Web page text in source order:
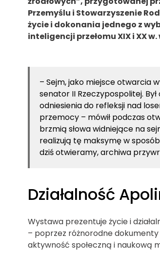
Przemyślu i Stowarzyszenie
życie i dokonania jednego z
inteligencji przełomu XIX i XX
– Sejm, jako miejsce otwarcia
senator II Rzeczypospolitej.
odniesienia do refleksji nad
przemocy – mówił podczas
brzmią słowa widniejące na
realizują tę maksymę w
dziś otwieramy, archiwa
Działalność
Wystawa prezentuje życie i
– poprzez różnorodne dokumenty
aktywność społeczną i naukową